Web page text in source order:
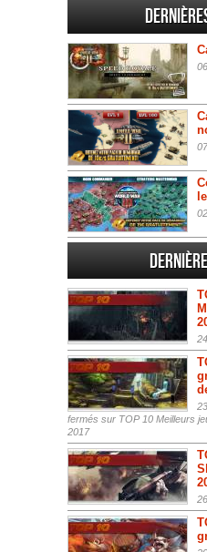
fermés sur TOP 10 Meilleurs
2017